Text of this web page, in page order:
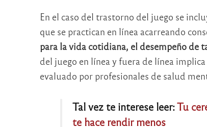
En el caso del trastorno del juego se
que se practican en línea acarreando
para la vida cotidiana, el desempeño de
del juego en línea y fuera de línea
evaluado por profesionales de salud
Tal vez te interese leer:Tu
te hace rendir menos